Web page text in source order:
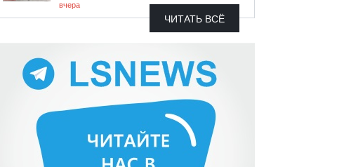
вчера
ЧИТАТЬ ВСЁ